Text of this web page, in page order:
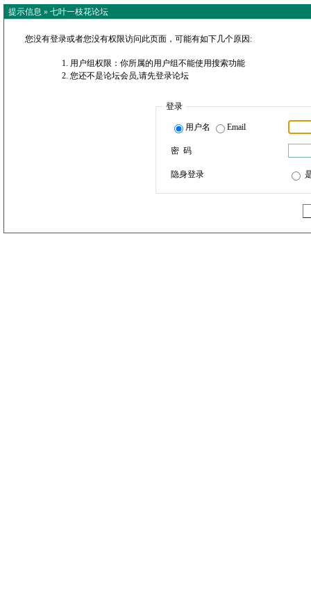
提示信息 » 七叶一枝花论坛
您没有登录或者您没有权限访问此页面，可能有如下几个原因:
用户组权限：你所属的用户组不能使用搜索功能
您还不是论坛会员,请先登录论坛
登录
用户名 Email
密 码
隐身登录